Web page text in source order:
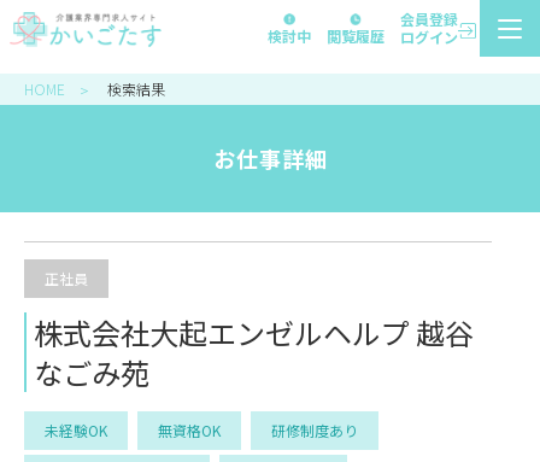
検討中 閲覧履歴
会員登録
ログイン
HOME ＞ 検索結果
お仕事詳細
正社員
株式会社大起エンゼルヘルプ 越谷
なごみ苑
未経験OK 無資格OK 研修制度あり